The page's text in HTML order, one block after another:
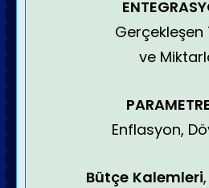
Gerçekleşen
ve
Enflasyon,
Bütçe Kalemleri